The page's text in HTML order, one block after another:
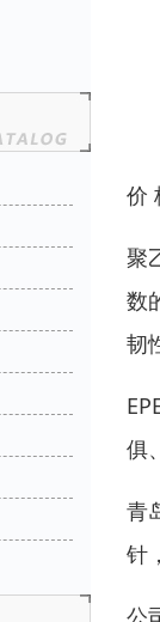
价
聚
数
韧
俱
青
针
公